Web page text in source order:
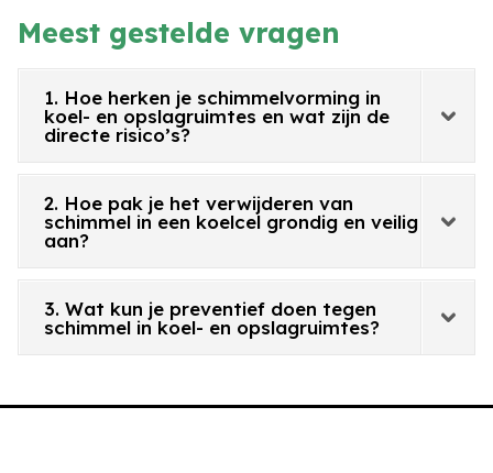
Meest gestelde vragen
1. Hoe herken je schimmelvorming in
koel- en opslagruimtes en wat zijn de
directe risico’s?
2. Hoe pak je het verwijderen van
schimmel in een koelcel grondig en veilig
aan?
3. Wat kun je preventief doen tegen
schimmel in koel- en opslagruimtes?